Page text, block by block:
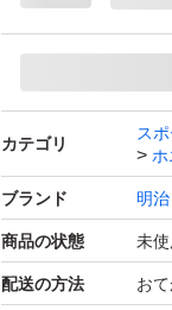
ザバス アクア ホ
ブランド：明治 ザ
プロテイン剤形、タ
たんぱく質含有率：
製法：WPI製法
カテゴリ
ス
ブランド 明治
商品の状態 未使
配送の方法 お